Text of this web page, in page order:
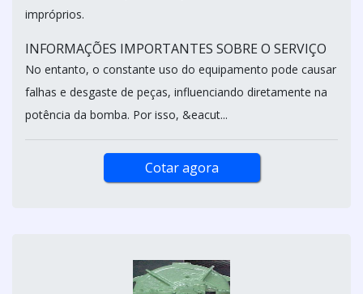
impróprios.
INFORMAÇÕES IMPORTANTES SOBRE O SERVIÇO
No entanto, o constante uso do equipamento pode causar
falhas e desgaste de peças, influenciando diretamente na
potência da bomba. Por isso, &eacut...
Cotar agora